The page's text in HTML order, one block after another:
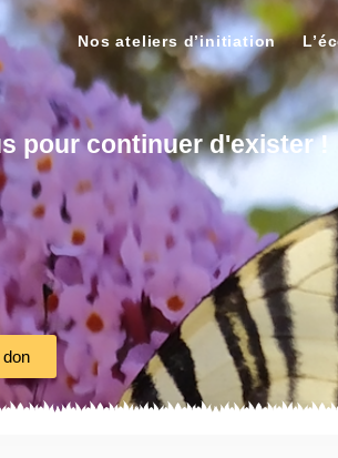
Nos ateliers d’initiation
pour continuer d'exister !